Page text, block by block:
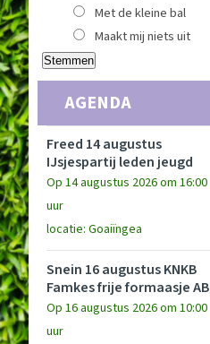
Met de kleine bal
Maakt mij niets uit
AGENDA
Freed 14 augustus
IJsjespartij leden jeugd
Op 14 augustus 2026 om 16:00
uur
locatie: Goaiïngea
Snein 16 augustus KNKB
Famkes frije formaasje AB
Op 16 augustus 2026 om 10:00
uur